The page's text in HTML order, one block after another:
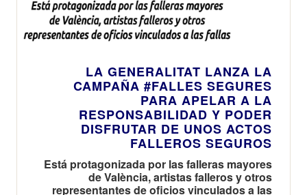
LA GENERALITAT LANZA LA
CAMPAÑA #FALLES SEGURES
PARA APELAR A LA
RESPONSABILIDAD Y PODER
DISFRUTAR DE UNOS ACTOS
FALLEROS SEGUROS
Está protagonizada por las falleras mayores
de València, artistas falleros y otros
representantes de oficios vinculados a las